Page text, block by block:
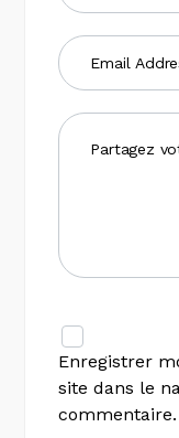
Enregistrer
site dans le
commentaire.